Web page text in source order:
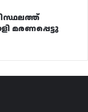
മരണപ്പെട്ടു